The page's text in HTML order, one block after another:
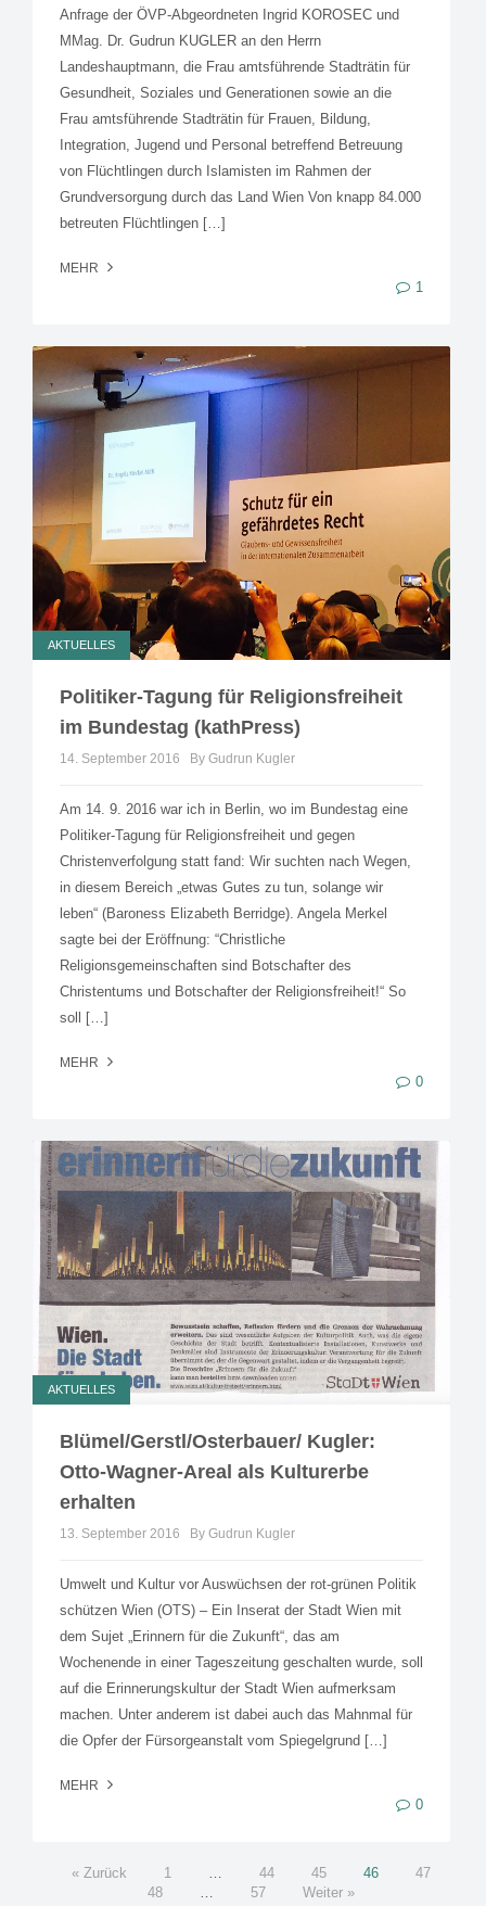
Anfrage der ÖVP-Abgeordneten Ingrid KOROSEC und
MMag. Dr. Gudrun KUGLER an den Herrn
Landeshauptmann, die Frau amtsführende Stadträtin für
Gesundheit, Soziales und Generationen sowie an die
Frau amtsführende Stadträtin für Frauen, Bildung,
Integration, Jugend und Personal betreffend Betreuung
von Flüchtlingen durch Islamisten im Rahmen der
Grundversorgung durch das Land Wien Von knapp 84.000
betreuten Flüchtlingen […]
MEHR
1
AKTUELLES
Politiker-Tagung für Religionsfreiheit
im Bundestag (kathPress)
14. September 2016 By Gudrun Kugler
Am 14. 9. 2016 war ich in Berlin, wo im Bundestag eine
Politiker-Tagung für Religionsfreiheit und gegen
Christenverfolgung statt fand: Wir suchten nach Wegen,
in diesem Bereich „etwas Gutes zu tun, solange wir
leben“ (Baroness Elizabeth Berridge). Angela Merkel
sagte bei der Eröffnung: “Christliche
Religionsgemeinschaften sind Botschafter des
Christentums und Botschafter der Religionsfreiheit!“ So
soll […]
MEHR
0
AKTUELLES
Blümel/Gerstl/Osterbauer/ Kugler:
Otto-Wagner-Areal als Kulturerbe
erhalten
13. September 2016 By Gudrun Kugler
Umwelt und Kultur vor Auswüchsen der rot-grünen Politik
schützen Wien (OTS) – Ein Inserat der Stadt Wien mit
dem Sujet „Erinnern für die Zukunft“, das am
Wochenende in einer Tageszeitung geschalten wurde, soll
auf die Erinnerungskultur der Stadt Wien aufmerksam
machen. Unter anderem ist dabei auch das Mahnmal für
die Opfer der Fürsorgeanstalt vom Spiegelgrund […]
MEHR
0
« Zurück 1 44 45 46
47
48
57 Weiter »